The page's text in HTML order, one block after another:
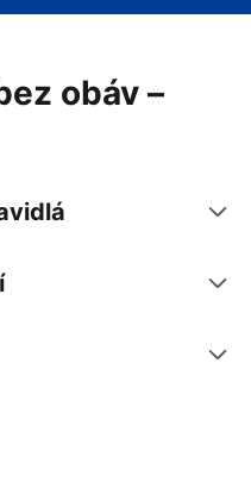
obáv –